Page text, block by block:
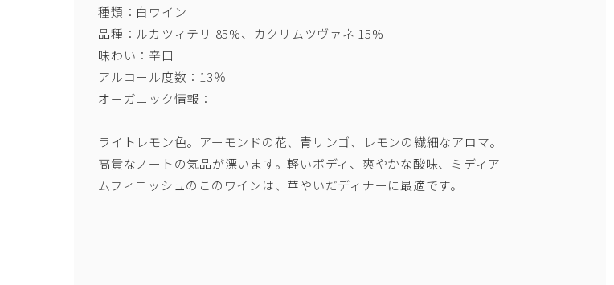
種類：白ワイン
品種：ルカツィテリ 85%、カクリムツヴァネ 15%
味わい：辛口
アルコール度数：13％
オーガニック情報：-
ライトレモン色。アーモンドの花、青リンゴ、レモンの繊細なアロマ。
高貴なノートの気品が漂います。軽いボディ、爽やかな酸味、ミディア
ムフィニッシュのこのワインは、華やいだディナーに最適です。